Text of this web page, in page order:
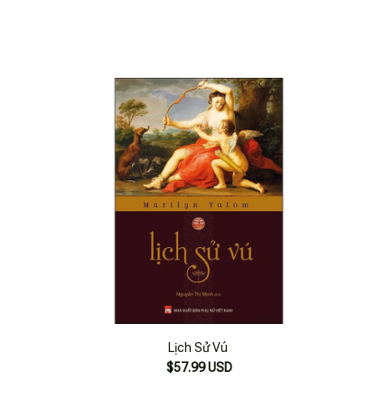
Lịch Sử Vú
$57.99 USD